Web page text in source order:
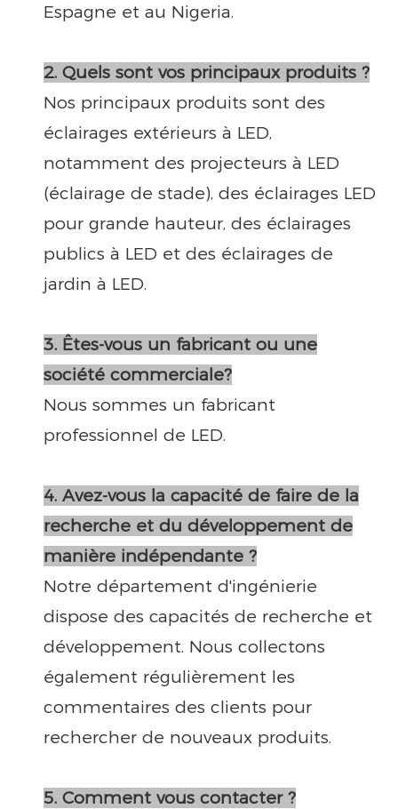
Espagne et au Nigeria.
2. Quels sont vos principaux produits ?
Nos principaux produits sont des
éclairages extérieurs à LED,
notamment des projecteurs à LED
(éclairage de stade), des éclairages LED
pour grande hauteur, des éclairages
publics à LED et des éclairages de
jardin à LED.
3. Êtes-vous un fabricant ou une
société commerciale?
Nous sommes un fabricant
professionnel de LED.
4. Avez-vous la capacité de faire de la
recherche et du développement de
manière indépendante ?
Notre département d'ingénierie
dispose des capacités de recherche et
développement. Nous collectons
également régulièrement les
commentaires des clients pour
rechercher de nouveaux produits.
5. Comment vous contacter ?